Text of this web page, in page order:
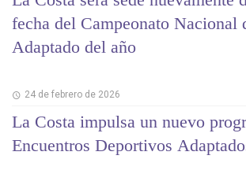
fecha del Campeonato Nacional
Adaptado del año
24 de febrero de 2026
La Costa impulsa un nuevo
Encuentros Deportivos